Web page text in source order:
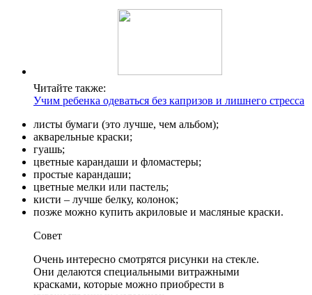
Читайте также:
Учим ребенка одеваться без капризов и лишнего стресса
листы бумаги (это лучше, чем альбом);
акварельные краски;
гуашь;
цветные карандаши и фломастеры;
простые карандаши;
цветные мелки или пастель;
кисти – лучше белку, колонок;
позже можно купить акриловые и масляные краски.
Совет
Очень интересно смотрятся рисунки на стекле.
Они делаются специальными витражными
красками, которые можно приобрести в